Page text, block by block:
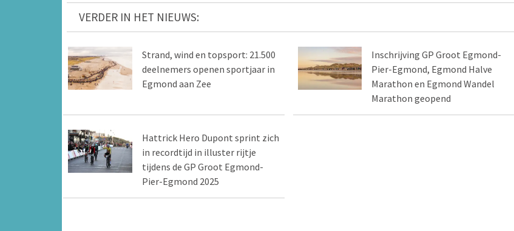
VERDER IN HET NIEUWS:
Strand, wind en topsport: 21.500
deelnemers openen sportjaar in
Egmond aan Zee
Inschrijving GP Groot Egmond-
Pier-Egmond, Egmond Halve
Marathon en Egmond Wandel
Marathon geopend
Hattrick Hero Dupont sprint zich
in recordtijd in illuster rijtje
tijdens de GP Groot Egmond-
Pier-Egmond 2025